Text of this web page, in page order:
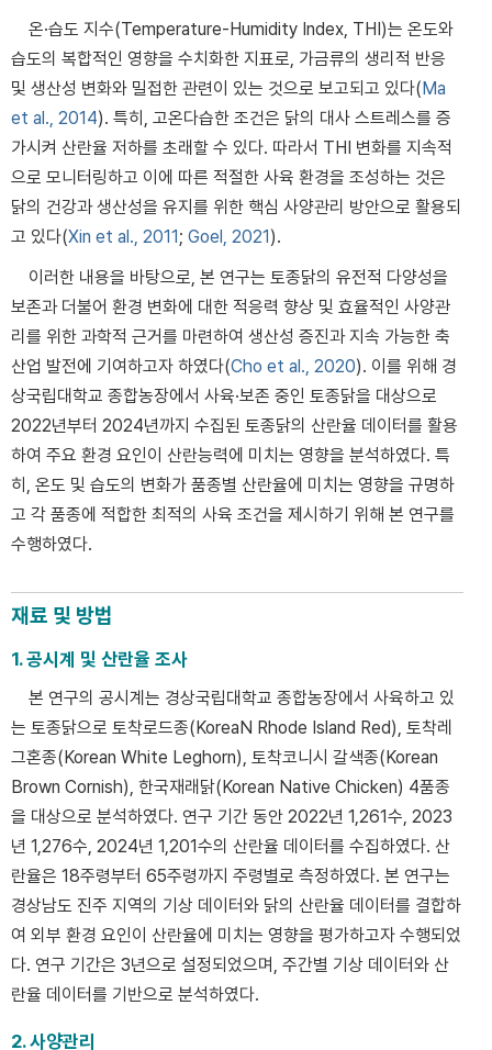
온·습도 지수(Temperature-Humidity Index, THI)는 온도와
습도의 복합적인 영향을 수치화한 지표로, 가금류의 생리적 반응
및 생산성 변화와 밀접한 관련이 있는 것으로 보고되고 있다(Ma
et al., 2014). 특히, 고온다습한 조건은 닭의 대사 스트레스를 증
가시켜 산란율 저하를 초래할 수 있다. 따라서 THI 변화를 지속적
으로 모니터링하고 이에 따른 적절한 사육 환경을 조성하는 것은
닭의 건강과 생산성을 유지를 위한 핵심 사양관리 방안으로 활용되
고 있다(Xin et al., 2011; Goel, 2021).
이러한 내용을 바탕으로, 본 연구는 토종닭의 유전적 다양성을
보존과 더불어 환경 변화에 대한 적응력 향상 및 효율적인 사양관
리를 위한 과학적 근거를 마련하여 생산성 증진과 지속 가능한 축
산업 발전에 기여하고자 하였다(Cho et al., 2020). 이를 위해 경
상국립대학교 종합농장에서 사육·보존 중인 토종닭을 대상으로
2022년부터 2024년까지 수집된 토종닭의 산란율 데이터를 활용
하여 주요 환경 요인이 산란능력에 미치는 영향을 분석하였다. 특
히, 온도 및 습도의 변화가 품종별 산란율에 미치는 영향을 규명하
고 각 품종에 적합한 최적의 사육 조건을 제시하기 위해 본 연구를
수행하였다.
재료 및 방법
1. 공시계 및 산란율 조사
본 연구의 공시계는 경상국립대학교 종합농장에서 사육하고 있
는 토종닭으로 토착로드종(KoreaN Rhode Island Red), 토착레
그혼종(Korean White Leghorn), 토착코니시 갈색종(Korean
Brown Cornish), 한국재래닭(Korean Native Chicken) 4품종
을 대상으로 분석하였다. 연구 기간 동안 2022년 1,261수, 2023
년 1,276수, 2024년 1,201수의 산란율 데이터를 수집하였다. 산
란율은 18주령부터 65주령까지 주령별로 측정하였다. 본 연구는
경상남도 진주 지역의 기상 데이터와 닭의 산란율 데이터를 결합하
여 외부 환경 요인이 산란율에 미치는 영향을 평가하고자 수행되었
다. 연구 기간은 3년으로 설정되었으며, 주간별 기상 데이터와 산
란율 데이터를 기반으로 분석하였다.
2. 사양관리